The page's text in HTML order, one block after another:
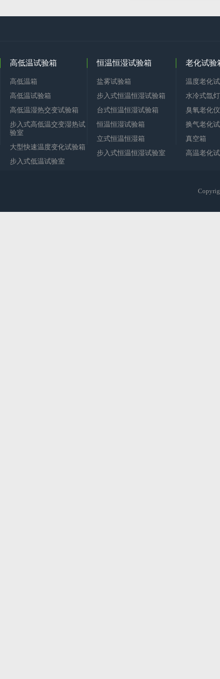
高低温试验箱
高低温箱
高低温试验箱
高低温湿热交变试验箱
步入式高低温交变湿热试
验室
大型快速温度变化试验箱
步入式低温试验室
恒温恒湿试验箱
盐雾试验箱
步入式恒温恒湿试验箱
台式恒温恒湿试验箱
恒温恒湿试验箱
立式恒温恒湿箱
步入式恒温恒湿试验室
老化试验
温度老化
水冷式氙
臭氧老化仪
换气老化
真空箱
高温老化